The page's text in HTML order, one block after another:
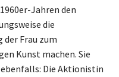
Jahren den
die
Frau zum
Kunst machen. Sie
Die Aktionistin